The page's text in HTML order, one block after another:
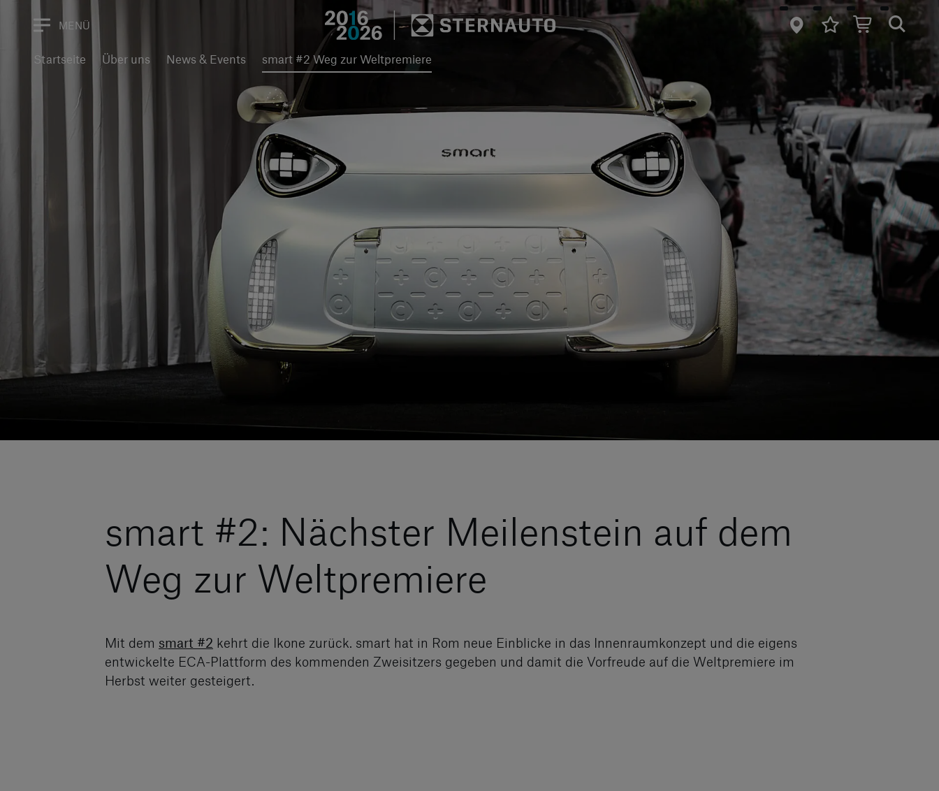
Hauptregion der Seite anspringen
MENÜ
Startseite Über uns News & Events smart #2 Weg zur Weltpremiere
smart #2: Nächster Meilenstein auf dem
Weg zur Weltpremiere
Mit dem smart #2 kehrt die Ikone zurück. smart hat in Rom neue Einblicke in das Innenraumkonzept und die eigens
entwickelte ECA-Plattform des kommenden Zweisitzers gegeben und damit die Vorfreude auf die Weltpremiere im
Herbst weiter gesteigert.